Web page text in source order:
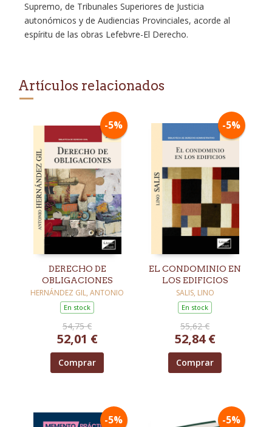
Supremo, de Tribunales Superiores de Justicia
autonómicos y de Audiencias Provinciales, acorde al
espíritu de las obras Lefebvre-El Derecho.
Artículos relacionados
-5%
DERECHO DE
OBLIGACIONES
HERNÁNDEZ GIL, ANTONIO
En stock
54,75 €
52,01 €
Comprar
-5%
EL CONDOMINIO EN
LOS EDIFICIOS
SALIS, LINO
En stock
55,62 €
52,84 €
Comprar
-5% -5%